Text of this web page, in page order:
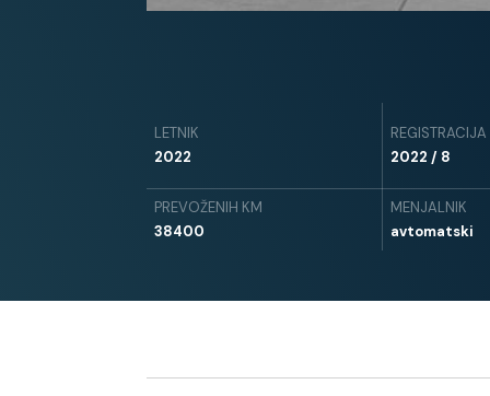
LETNIK
2022
REGISTRACIJA
2022 / 8
PREVOŽENIH KM
38400
MENJALNIK
avtomatski